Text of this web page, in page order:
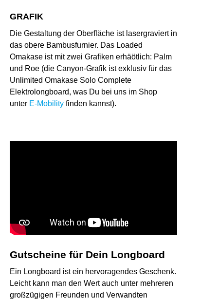
GRAFIK
Die Gestaltung der Oberfläche ist lasergraviert in
das obere Bambusfurnier. Das Loaded
Omakase ist mit zwei Grafiken erhäötlich: Palm
und Roe (die Canyon-Grafik ist exklusiv für das
Unlimited Omakase Solo Complete
Elektrolongboard, was Du bei uns im Shop
unter E-Mobility finden kannst).
Gutscheine für Dein Longboard
Ein Longboard ist ein hervoragendes Geschenk.
Leicht kann man den Wert auch unter mehreren
großzügigen Freunden und Verwandten